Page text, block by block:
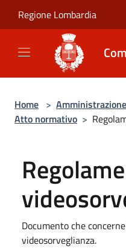
Regione Lombardia
Home > Amministrazione
Atto normativo >
Documento che
videosorveglianza.